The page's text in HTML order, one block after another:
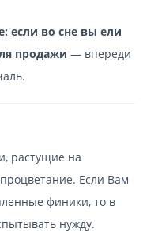
если во сне вы ели
продажи — впереди
растущие на
Если Вам
финики, то в
нужду.